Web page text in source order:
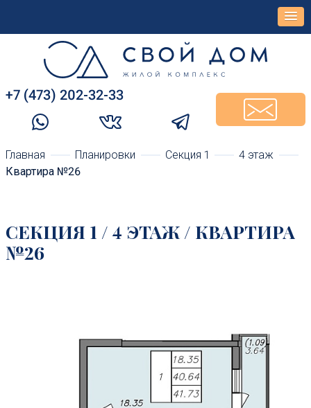
+7 (473) 202-32-33‬
Главная Планировки Cекция 1
4 этаж
Квартира №26
CЕКЦИЯ 1 / 4 ЭТАЖ / КВАРТИРА
№26